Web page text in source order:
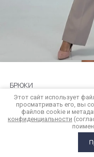
БРЮКИ
7 900 р.
Этот сайт использует
просматривать его, вы
файлов cookie и
конфиденциальности